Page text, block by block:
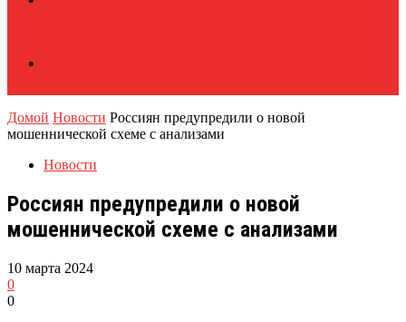
Домой Новости Россиян предупредили о новой
мошеннической схеме с анализами
Новости
Россиян предупредили о новой
мошеннической схеме с анализами
10 марта 2024
0
0